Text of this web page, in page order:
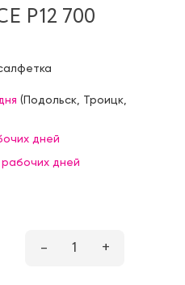
P12 700
(Подольск Троицк
дней
дней
– 1 +